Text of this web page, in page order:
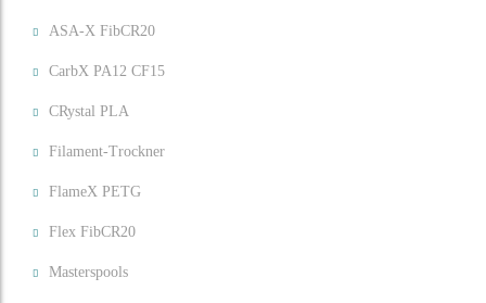
ASA-X FibCR20
CarbX PA12 CF15
CRystal PLA
Filament-Trockner
FlameX PETG
Flex FibCR20
Masterspools